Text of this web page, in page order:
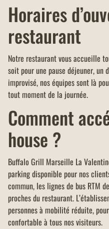
Horaires
restaurant
Notre restaurant vous accueille
soit pour une pause déjeuner, un
improvisé, nos équipes sont là
tout moment de la journée.
Comment
house ?
Buffalo Grill Marseille La
parking disponible pour nos
commun, les lignes de bus RTM
proches du restaurant.
personnes à mobilité réduite,
confortable à tous nos visiteurs.